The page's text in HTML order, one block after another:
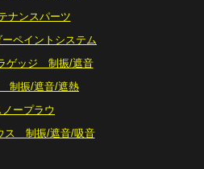
ナンスパーツ
ペイントシステム
ゲッジ 制振/遮音
制振/遮音/遮熱
ノープラウ
ス 制振/遮音/吸音